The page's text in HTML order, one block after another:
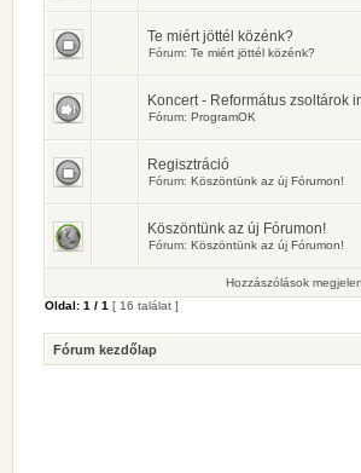
Te miért jöttél közénk?
Fórum: Te miért jöttél közénk?
Koncert - Református zsoltárok
Fórum: ProgramOK
Regisztráció
Fórum: Köszöntünk az új Fórumon!
Köszöntünk az új Fórumon!
Fórum: Köszöntünk az új Fórumon!
Hozzászólások
Oldal: 1 / 1 [ 16 találat ]
Fórum kezdőlap